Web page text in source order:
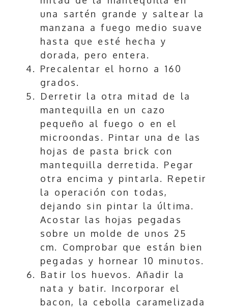
una sartén grande y saltear la
manzana a fuego medio suave
hasta que esté hecha y
dorada, pero entera.
Precalentar el horno a 160
grados.
Derretir la otra mitad de la
mantequilla en un cazo
pequeño al fuego o en el
microondas. Pintar una de las
hojas de pasta brick con
mantequilla derretida. Pegar
otra encima y pintarla. Repetir
la operación con todas,
dejando sin pintar la última.
Acostar las hojas pegadas
sobre un molde de unos 25
cm. Comprobar que están bien
pegadas y hornear 10 minutos.
Batir los huevos. Añadir la
nata y batir. Incorporar el
bacon, la cebolla caramelizada